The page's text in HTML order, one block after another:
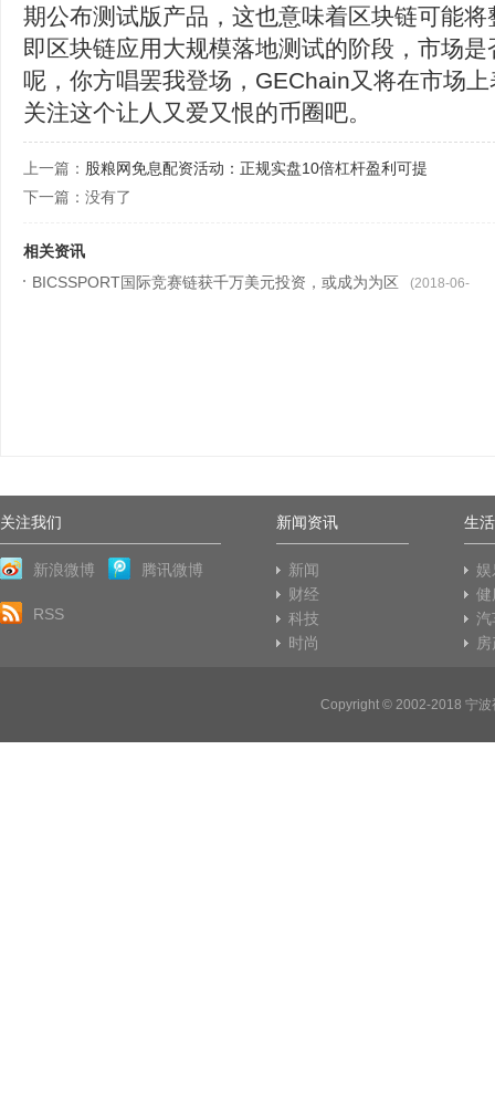
期公布测试版产品，这也意味着区块链可能
即区块链应用大规模落地测试的阶段，市场
呢，你方唱罢我登场，GEChain又将在市场
关注这个让人又爱又恨的币圈吧。
上一篇： 股粮网免息配资活动：正规实盘10倍杠杆盈利可提
下一篇：没有了
相关资讯
BICSSPORT国际竞赛链获千万美元投资，或成为为区
(2018-06-
关注我们
新浪微博 腾讯微博
RSS
新闻资讯
新闻
财经
科技
时尚
生
娱
健
汽
Copyright © 2002-2018宁波